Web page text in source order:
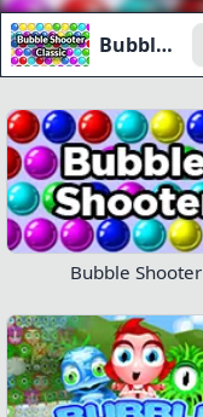
Bubble Shooter Classic
Bubble Shooter